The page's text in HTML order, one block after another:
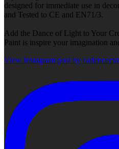
designed for immediate use in
and Tested to CE and EN71/3.
Add the Dance of Light to Your
Paint is inspire your imagination
View Instagram post by